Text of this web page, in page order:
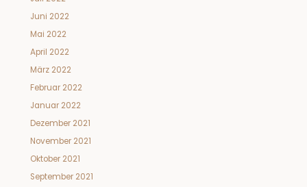
Juni 2022
Mai 2022
April 2022
März 2022
Februar 2022
Januar 2022
Dezember 2021
November 2021
Oktober 2021
September 2021